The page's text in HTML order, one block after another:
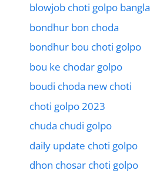
blowjob choti golpo bangla
bondhur bon choda
bondhur bou choti golpo
bou ke chodar golpo
boudi choda new choti
choti golpo 2023
chuda chudi golpo
daily update choti golpo
dhon chosar choti golpo